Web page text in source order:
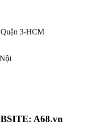
3-HCM
A68.vn